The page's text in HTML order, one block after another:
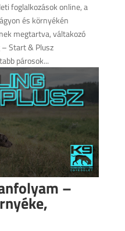
foglalkozások online, a
és környékén
megtartva, váltakozó
Start & Plusz
párosok...
–